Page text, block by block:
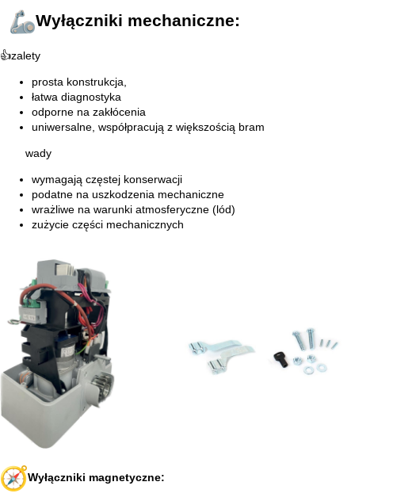
Wyłączniki mechaniczne:
👍zalety
prosta konstrukcja,
łatwa diagnostyka
odporne na zakłócenia
uniwersalne, współpracują z większością bram
wady
wymagają częstej konserwacji
podatne na uszkodzenia mechaniczne
wrażliwe na warunki atmosferyczne (lód)
zużycie części mechanicznych
Wyłączniki magnetyczne: